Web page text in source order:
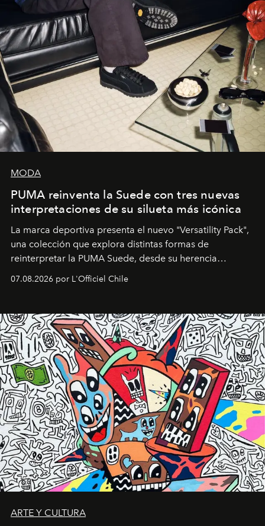
MODA
PUMA reinventa la Suede con tres nuevas
interpretaciones de su silueta más icónica
La marca deportiva presenta el nuevo "Versatility Pack",
una colección que explora distintas formas de
reinterpretar la PUMA Suede, desde su herencia
diseño y el universo outdoor.
07.08.2026 por L'Officiel Chile
ARTE Y CULTURA